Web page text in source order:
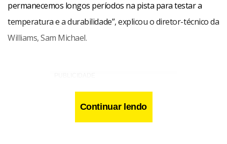
permanecemos longos períodos na pista para testar a
temperatura e a durabilidade”, explicou o diretor-técnico da
Williams, Sam Michael.
Continuar lendo